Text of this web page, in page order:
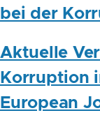
bei der
Aktuelle
Korruption
European